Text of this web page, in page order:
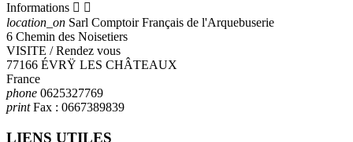
Informations  
location_on Sarl Comptoir Français de l'Arquebuserie
6 Chemin des Noisetiers
VISITE / Rendez vous
77166 ÉVRŸ LES CHÂTEAUX
France
phone 0625327769
printFax : 0667389839
LIENS UTILES